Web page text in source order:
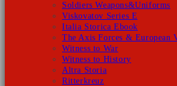
Soldiers Weapons&Uniforms
Viskovatov Series E
Italia Storica Ebook
The Axis Forces & European
Witness to War
Witness to History
Altra Storia
Ritterkreuz